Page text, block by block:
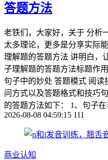
答题方法
老铁们，大家好，关于 分析
太多理论，更多是分享实际
理解题的答题方法 讲明白，
子理解题的答题方法标题作
句子中的妙处 答题模式 阅
问方式以及答题格式和技巧
的答题方法如下： 1、句子
2026-08-08 04:59:15 111
商业认知